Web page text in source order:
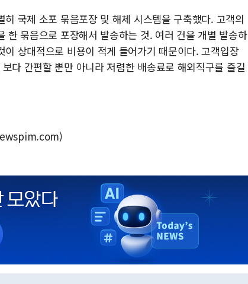
국제 소포 묶음포장 및 해체 시스템을 구축했다. 고객의
한 묶음으로 포장해서 발송하는 것. 여러 건을 개별 발송하
상대적으로 비용이 적게 들어가기 때문이다. 고객입장
다 간편할 뿐만 아니라 저렴한 배송료로 해외직구를 즐길